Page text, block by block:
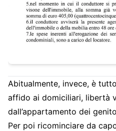
Abitualmente, invece, è
affido ai domiciliari, libertà
dall’appartamento dei
Per poi ricominciare da